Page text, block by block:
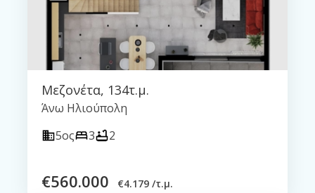
Μεζονέτα, 134τ.μ.
Άνω Ηλιούπολη
5ος
3 2
€560.000 €4.179 /τ.μ.